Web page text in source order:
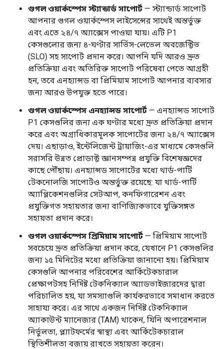
গুগল ওয়ার্কস্পেস স্ট্যান্ডার্ড সাপোর্ট— স্ট্যান্ডার্ড সাপোর্ট
আপনার গুগল ওয়ার্কস্পেস লাইসেন্সের সাথেই অন্তর্ভুক্ত
এবং এতে ২৪/৭ অ্যাক্সেস পাওয়া যায়। এটি P1
কেসগুলোর জন্য ৪-ঘণ্টার সার্ভিস-লেভেল অবজেক্টিভ
(SLO) সহ সাপোর্ট প্রদান করে। আপনি যদি আরও দ্রুত
প্রতিক্রিয়া এবং অতিরিক্ত সাপোর্ট পরিষেবা পেতে আগ্রহী
হন, তবে এনহ্যান্সড বা প্রিমিয়াম সাপোর্ট আপনার ব্যবসার
জন্য আরও উপযুক্ত হতে পারে।
গুগল ওয়ার্কস্পেস এনহ্যান্সড সাপোর্ট— এনহ্যান্সড সাপোর্ট
P1 কেসগুলির জন্য এক ঘণ্টার মধ্যে দ্রুত প্রতিক্রিয়া প্রদান
করে এবং অগ্রাধিকারমূলক সাপোর্টের জন্য ২৪/৭ অ্যাক্সেস
দেয়। এছাড়াও, ইন্টেলিজেন্ট ট্রায়াজিং-এর মাধ্যমে কেসগুলি
সরাসরি উন্নত প্রোডাক্ট জ্ঞানসম্পন্ন প্রযুক্তি বিশেষজ্ঞদের
কাছে পৌঁছায়। এনহ্যান্সড সাপোর্টের মধ্যে থার্ড-পার্টি
টেকনোলজি সাপোর্টও অন্তর্ভুক্ত রয়েছে: যা থার্ড-পার্টি
অ্যাপ্লিকেশনগুলির সেটআপ, কনফিগারেশন এবং
প্রযুক্তিগত সহায়তার জন্য বাণিজ্যিকভাবে যুক্তিসঙ্গত
সহায়তা প্রদান করে।
গুগল ওয়ার্কস্পেস প্রিমিয়াম সাপোর্ট— প্রিমিয়াম সাপোর্ট
সবচেয়ে দ্রুত প্রতিক্রিয়া প্রদান করে, যেখানে P1 কেসগুলির
জন্য ১৫ মিনিটের মধ্যে প্রতিক্রিয়া জানানো হয়। প্রিমিয়াম
কেসগুলি আপনার পরিবেশের আর্কিটেকচারাল
প্রেক্ষাপটসহ নির্দিষ্ট টেকনিক্যাল অ্যাডভাইজারদের দ্বারা
পরিচালিত হয়, যা সমস্যাগুলি কার্যকরভাবে সমাধান করতে
সাহায্য করে। এর সাথে একজন নির্দিষ্ট টেকনিক্যাল
অ্যাকাউন্ট ম্যানেজার (TAM) থাকেন, যিনি অপারেশনাল
নির্ভুলতা, প্ল্যাটফর্মের স্বাস্থ্য এবং আর্কিটেকচারাল
স্থিতিশীলতা বজায় রাখতে সহায়তা করেন।